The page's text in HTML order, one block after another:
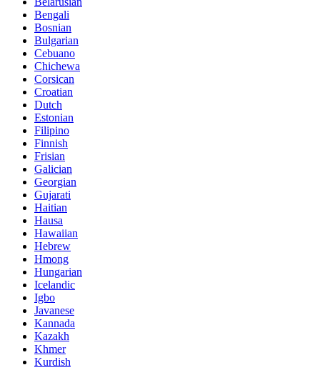
Bengali
Bosnian
Bulgarian
Cebuano
Chichewa
Corsican
Croatian
Dutch
Estonian
Filipino
Finnish
Frisian
Galician
Georgian
Gujarati
Haitian
Hausa
Hawaiian
Hebrew
Hmong
Hungarian
Icelandic
Igbo
Javanese
Kannada
Kazakh
Khmer
Kurdish